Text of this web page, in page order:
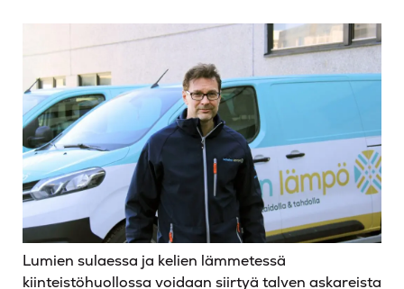
Lumien sulaessa ja kelien lämmetessä
kiinteistöhuollossa voidaan siirtyä talven askareista